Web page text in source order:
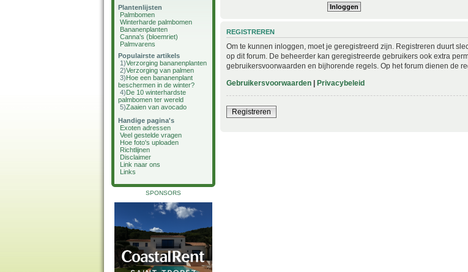
Plantenlijsten
Palmbomen
Winterharde palmbomen
Bananenplanten
Canna's (bloemriet)
Palmvarens
Populairste artikels
1)Verzorging bananenplanten
2)Verzorging van palmen
3)Hoe een bananenplant
beschermen in de winter?
4)De 10 winterhardste
palmbomen ter wereld
5)Zaaien van avocado
Handige pagina's
Exoten adressen
Veel gestelde vragen
Hoe foto's uploaden
Richtlijnen
Disclaimer
Link naar ons
Links
SPONSORS
REGISTREREN
Om te kunnen inloggen, moet je geregistreerd zijn. Registreren duurt
op dit forum. De beheerder kan geregistreerde gebruikers ook extra
gebruikersvoorwaarden en bijhorende regels. Op het forum dienen de
Gebruikersvoorwaarden | Privacybeleid
Registreren